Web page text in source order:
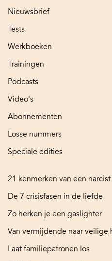
Nieuwsbrief
Tests
Werkboeken
Trainingen
Podcasts
Video's
Abonnementen
Losse nummers
Speciale edities
21 kenmerken van een narcist
De 7 crisisfasen in de liefde
Zo herken je een gaslighter
Van vermijdende naar veilige
Laat familiepatronen los